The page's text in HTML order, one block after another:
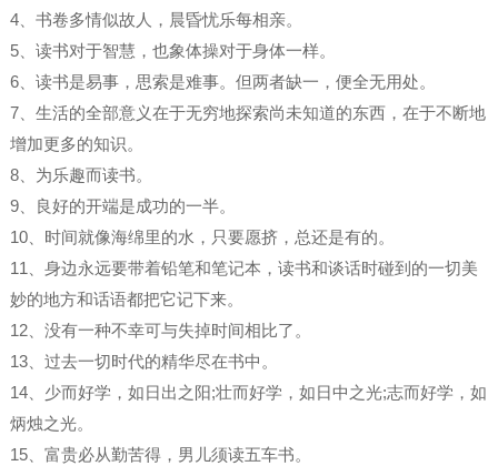
4、书卷多情似故人，晨昏忧乐每相亲。
5、读书对于智慧，也象体操对于身体一样。
6、读书是易事，思索是难事。但两者缺一，便全无用处。
7、生活的全部意义在于无穷地探索尚未知道的东西，在于不断地
增加更多的知识。
8、为乐趣而读书。
9、良好的开端是成功的一半。
10、时间就像海绵里的水，只要愿挤，总还是有的。
11、身边永远要带着铅笔和笔记本，读书和谈话时碰到的一切美
妙的地方和话语都把它记下来。
12、没有一种不幸可与失掉时间相比了。
13、过去一切时代的精华尽在书中。
14、少而好学，如日出之阳;壮而好学，如日中之光;志而好学，如
炳烛之光。
15、富贵必从勤苦得，男儿须读五车书。